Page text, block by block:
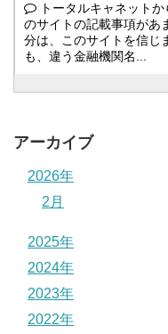
トータルキャネット
のサイトの記載事項があ
分は、このサイトを信じ
も、違う金融機関名...
アーカイブ
2026年
2月
2025年
2024年
2023年
2022年